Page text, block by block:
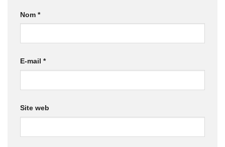
Nom *
E-mail *
Site web